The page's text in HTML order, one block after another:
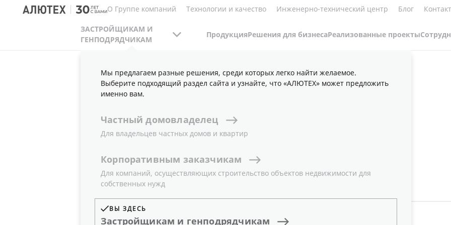
О Группе компаний Технологии и качество Инженерно-технический центр Блог
ЗАСТРОЙЩИКАМ И
ГЕНПОДРЯДЧИКАМ
Мы предлагаем разные решения, среди которых легко найти желаемое.
Выберите подходящий раздел сайта и узнайте, что «АЛЮТЕХ» может предложить
именно вам.
Частный домовладелец
Для владельцев частных домов и квартир
Корпоративным заказчикам
Для компаний, осуществляющих строительство объектов недвижимости для
собственных нужд
ВЫ ЗДЕСЬ
Застройщикам и генподрядчикам
ПродукцияРешения для бизнесаРеализованные проекты
ЗАСТРОЙЩИКАМ И ГЕНПОДРЯДЧИКАМ ПУБЛИКАЦИИ НОВОСТИ
НОВОСТИ КОМПАНИИ
Все